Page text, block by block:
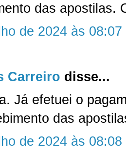
das apostilas.
de 2024 às 08:07
Carreiro disse...
Já efetuei o
das
de 2024 às 08:08